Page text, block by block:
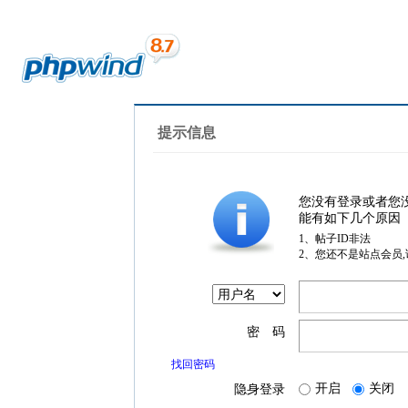
提示信息
您没有登录或者您
能有如下几个原因
1、帖子ID非法
2、您还不是站点会员
密 码
找回密码
隐身登录 开启 关闭